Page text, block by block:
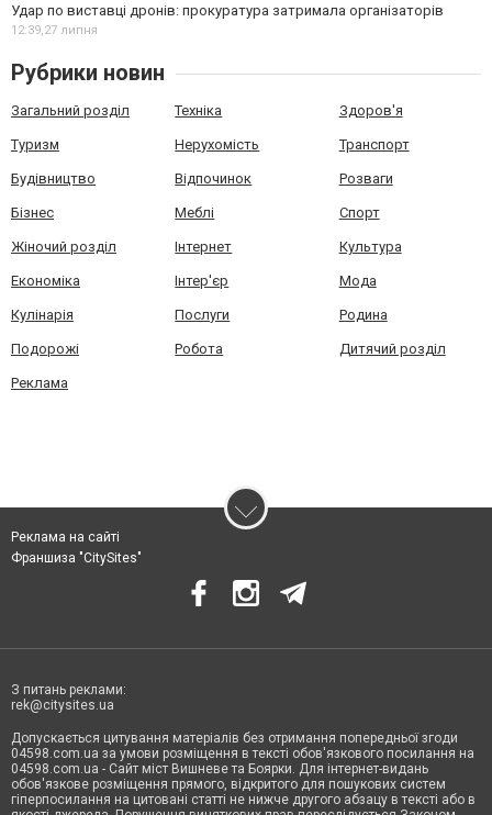
Удар по виставці дронів: прокуратура затримала організаторів
12:39,27 липня
Рубрики новин
Загальний розділ Техніка Здоров'я
Туризм Нерухомість Транспорт
Будівництво Відпочинок Розваги
Бізнес Меблі Спорт
Жіночий розділ Інтернет Культура
Економіка Інтер'єр Мода
Кулінарія Послуги Родина
Подорожі Робота Дитячий розділ
Реклама
Реклама на сайті
Франшиза "CitySites"
З питань реклами:
rek@citysites.ua
Допускається цитування матеріалів без отримання попередньої згоди
04598.com.ua за умови розміщення в тексті обов'язкового посилання на
04598.com.ua - Сайт міст Вишневе та Боярки. Для інтернет-видань
обов'язкове розміщення прямого, відкритого для пошукових систем
гіперпосилання на цитовані статті не нижче другого абзацу в тексті або в